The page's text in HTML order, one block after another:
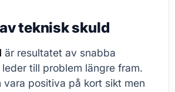
teknisk skuld
är resultatet av snabba
till problem längre fram.
vara positiva på kort sikt men